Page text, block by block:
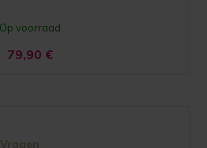
Op voorraad
79,90 €